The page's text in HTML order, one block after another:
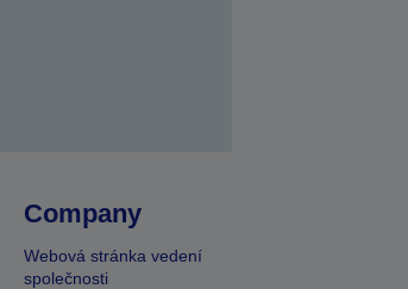
Company
Webová stránka vedení
společnosti